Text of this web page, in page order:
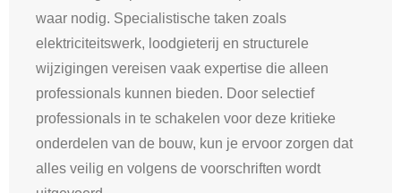
waar nodig. Specialistische taken zoals
elektriciteitswerk, loodgieterij en structurele
wijzigingen vereisen vaak expertise die alleen
professionals kunnen bieden. Door selectief
professionals in te schakelen voor deze kritieke
onderdelen van de bouw, kun je ervoor zorgen dat
alles veilig en volgens de voorschriften wordt